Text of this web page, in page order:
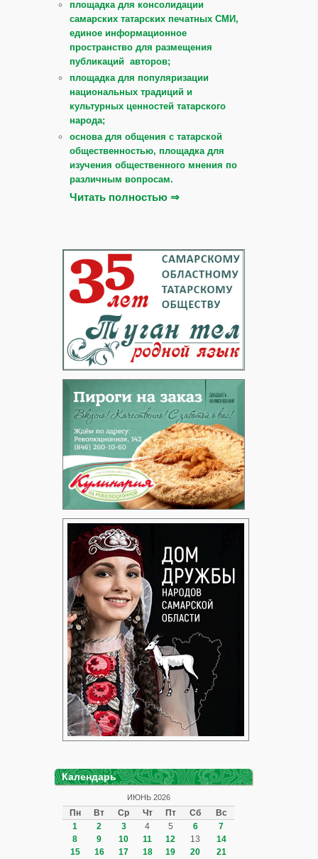
площадка для консолидации
самарских татарских печатных СМИ,
единое информационное
пространство для размещения
публикаций авторов;
площадка для популяризации
национальных традиций и
культурных ценностей татарского
народа;
основа для общения с татарской
общественностью, площадка для
изучения общественного мнения по
различным вопросам.
Читать полностью ⇒
Календарь
ИЮНЬ 2026
Пн Вт Ср Чт Пт Сб Вс
1 2 3 4 5 6
7
8
9 10 11 12 13
14
15
16 17 18 19 20
21